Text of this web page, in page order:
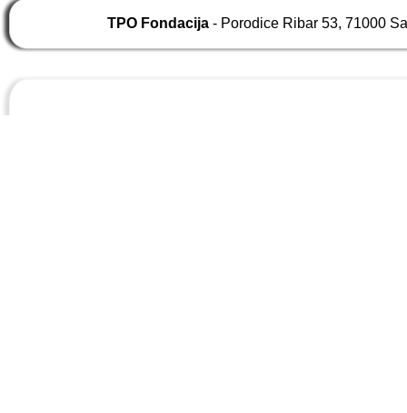
TPO Fondacija - Porodice Ribar 53, 71000